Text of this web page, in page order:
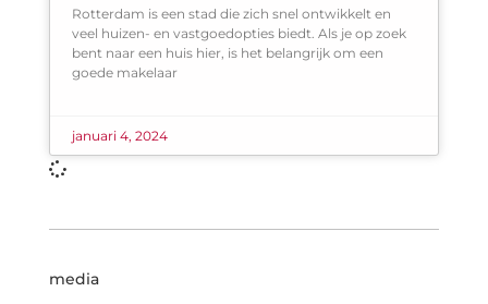
media
Rotterdam is een stad die zich snel ontwikkelt en
veel huizen- en vastgoedopties biedt. Als je op zoek
bent naar een huis hier, is het belangrijk om een ​​
goede makelaar
januari 4, 2024